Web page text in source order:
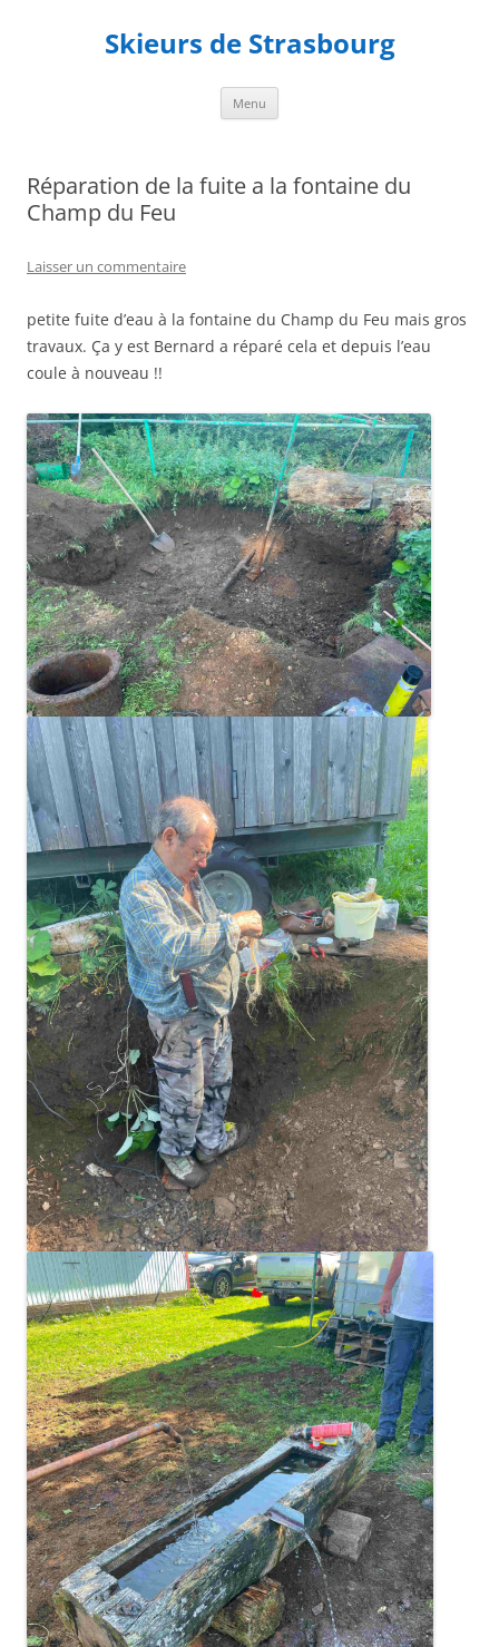
Skieurs de Strasbourg
Menu
Réparation de la fuite a la fontaine du
Champ du Feu
Laisser un commentaire
petite fuite d’eau à la fontaine du Champ du Feu mais gros
travaux. Ça y est Bernard a réparé cela et depuis l’eau
coule à nouveau !!